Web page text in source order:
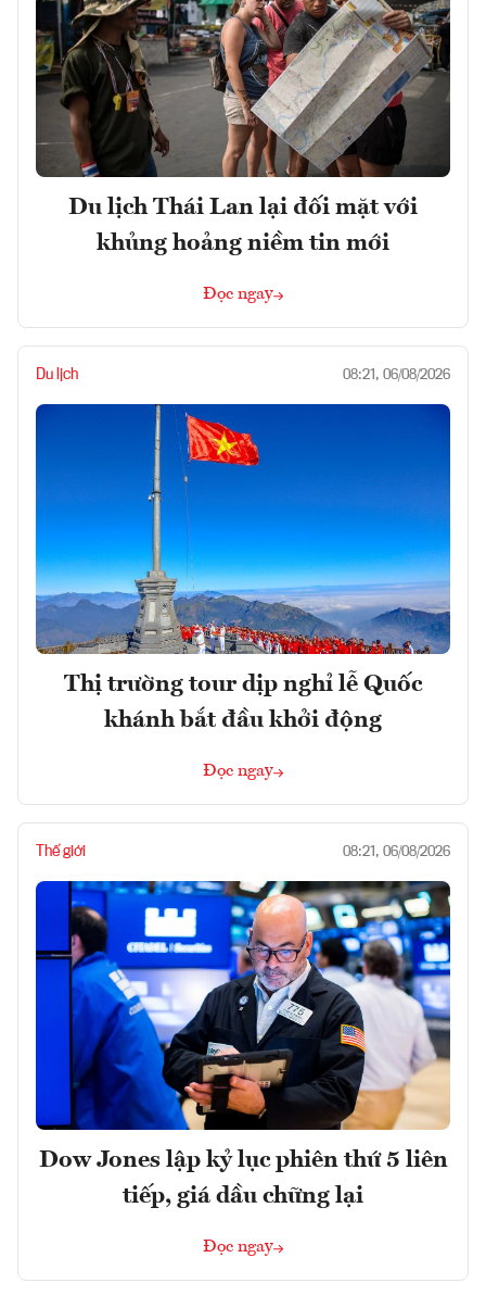
Du lịch Thái Lan lại đối mặt với
khủng hoảng niềm tin mới
Đọc ngay
Du lịch 08:21, 06/08/2026
Thị trường tour dịp nghỉ lễ Quốc
khánh bắt đầu khởi động
Đọc ngay
Thế giới 08:21, 06/08/2026
Dow Jones lập kỷ lục phiên thứ 5 liên
tiếp, giá dầu chững lại
Đọc ngay